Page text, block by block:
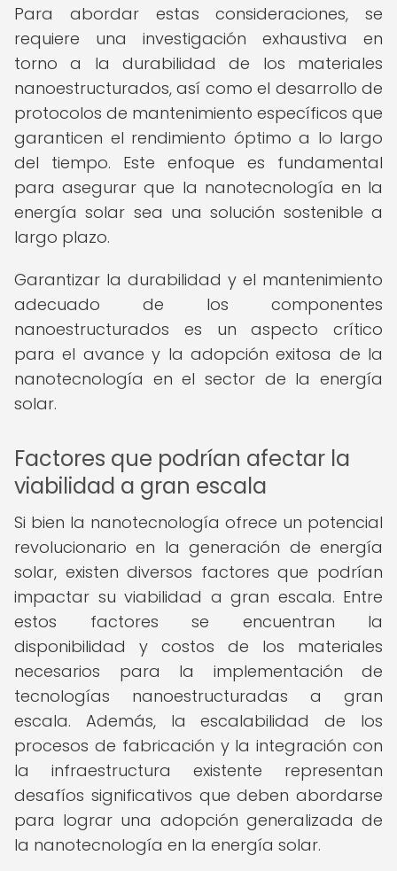
Para abordar estas consideraciones, se
requiere una investigación exhaustiva en
torno a la durabilidad de los materiales
nanoestructurados, así como el desarrollo de
protocolos de mantenimiento específicos que
garanticen el rendimiento óptimo a lo largo
del tiempo. Este enfoque es fundamental
para asegurar que la nanotecnología en la
energía solar sea una solución sostenible a
largo plazo.
Garantizar la durabilidad y el mantenimiento
adecuado de los componentes
nanoestructurados es un aspecto crítico
para el avance y la adopción exitosa de la
nanotecnología en el sector de la energía
solar.
Factores que podrían afectar la
viabilidad a gran escala
Si bien la nanotecnología ofrece un potencial
revolucionario en la generación de energía
solar, existen diversos factores que podrían
impactar su viabilidad a gran escala. Entre
estos factores se encuentran la
disponibilidad y costos de los materiales
necesarios para la implementación de
tecnologías nanoestructuradas a gran
escala. Además, la escalabilidad de los
procesos de fabricación y la integración con
la infraestructura existente representan
desafíos significativos que deben abordarse
para lograr una adopción generalizada de
la nanotecnología en la energía solar.